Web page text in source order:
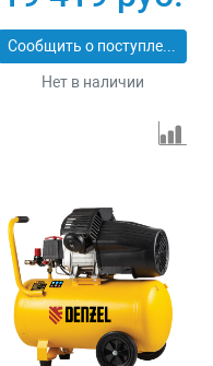
Зубр КП-200-24 Н6
Сообщить о поступлении
Нет в наличии